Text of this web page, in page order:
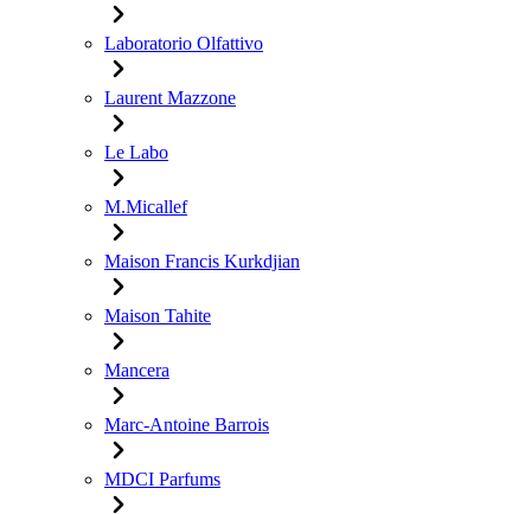
Laboratorio Olfattivo
Laurent Mazzone
Le Labo
M.Micallef
Maison Francis Kurkdjian
Maison Tahite
Mancera
Marc-Antoine Barrois
MDCI Parfums